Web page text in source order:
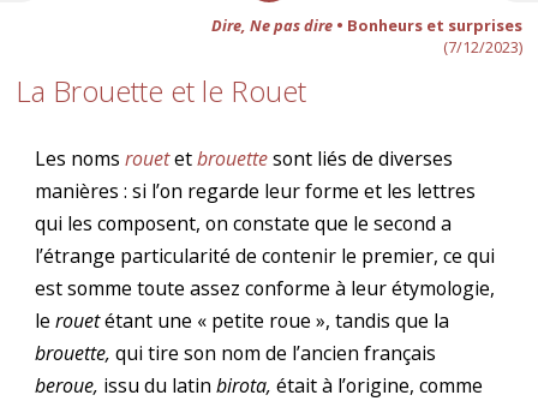
Dire, Ne pas dire• Bonheurs et surprises
(7/12/2023)
La Brouette et le Rouet
Les nomsrouetetbrouettesont liés de diverses
manières : si l’on regarde leur forme et les lettres
qui les composent, on constate que le second a
l’étrange particularité de contenir le premier, ce qui
est somme toute assez conforme à leur étymologie,
lerouetétant une « petite roue », tandis que la
brouette, qui tire son nom de l’ancien français
beroue, issu du latinbirota, était à l’origine, comme